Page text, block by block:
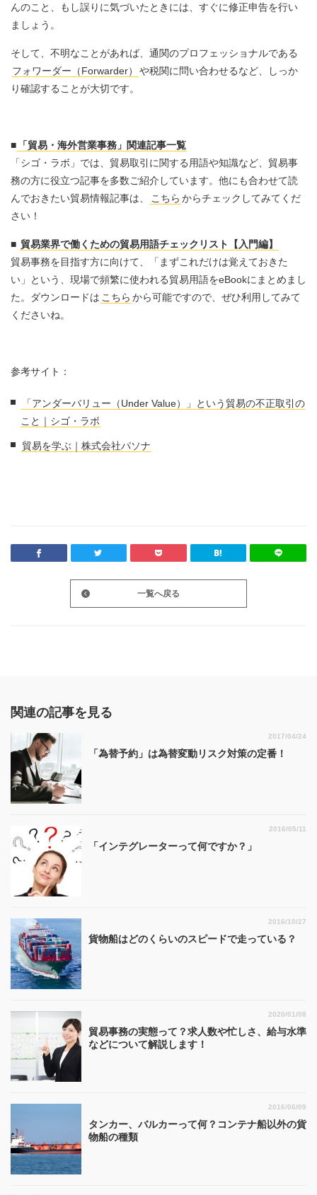
んのこと、もし誤りに気づいたときには、すぐに修正申告を行い
ましょう。
そして、不明なことがあれば、通関のプロフェッショナルである
フォワーダー（Forwarder）
や税関に問い合わせるなど、しっか
り確認することが大切です。
■
「貿易・海外営業事務」関連記事一覧
「シゴ・ラボ」では、貿易取引に関する用語や知識など、貿易事
務の方に役立つ記事を多数ご紹介しています。他にも合わせて読
んでおきたい貿易情報記事は、
こちら からチェックしてみてくだ
さい！
■ 貿易業界で働くための貿易用語チェックリスト【入門編】
貿易事務を目指す方に向けて、「まずこれだけは覚えておきた
い」という、現場で頻繁に使われる貿易用語をeBookにまとめまし
た。ダウンロードは こちら から可能ですので、ぜひ利用してみて
くださいね。
参考サイト：
「アンダーバリュー（Under Value）」という貿易の不正取引の
こと｜シゴ・ラボ
貿易を学ぶ｜株式会社パソナ
一覧へ戻る
関連の記事を見る
「為替予約」は為替変動リスク対策の定番！
2017/04/24
「インテグレーターって何ですか？」
2016/05/11
貨物船はどのくらいのスピードで走っている？
2016/10/27
貿易事務の実態って？求人数や忙しさ、給与水準
などについて解説します！
2020/01/08
タンカー、バルカーって何？コンテナ船以外の貨
物船の種類
2016/06/09